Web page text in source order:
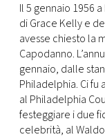
MONACO
RMC
CONSIGLIA
Il 5 gennaio 1956
di Grace Kelly e
avesse chiesto la
Capodanno.
gennaio, dalle
Philadelphia. Ci
al Philadelphia
festeggiare i due
celebrità, al